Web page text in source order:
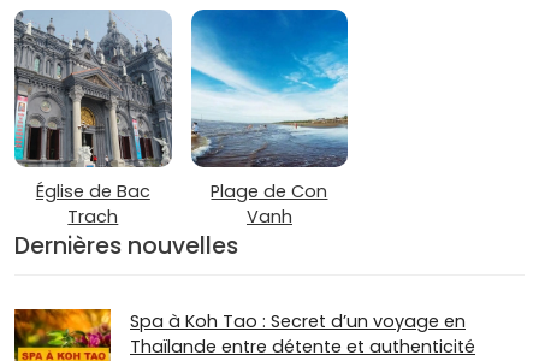
Église de Bac
Trach
Plage de Con
Vanh
Dernières nouvelles
Spa à Koh Tao : Secret d’un voyage en
Thaïlande entre détente et authenticité